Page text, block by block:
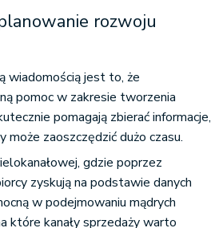
rozwoju
wiadomością jest to, że
pomoc w zakresie tworzenia
pomagają zbierać informacje,
zaoszczędzić dużo czasu.
gdzie poprzez
zyskują na podstawie danych
w podejmowaniu mądrych
które kanały sprzedaży warto